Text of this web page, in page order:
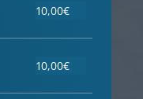
10,00€
10,00€